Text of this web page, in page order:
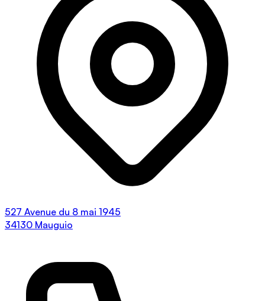
527 Avenue du 8 mai 1945
34130 Mauguio